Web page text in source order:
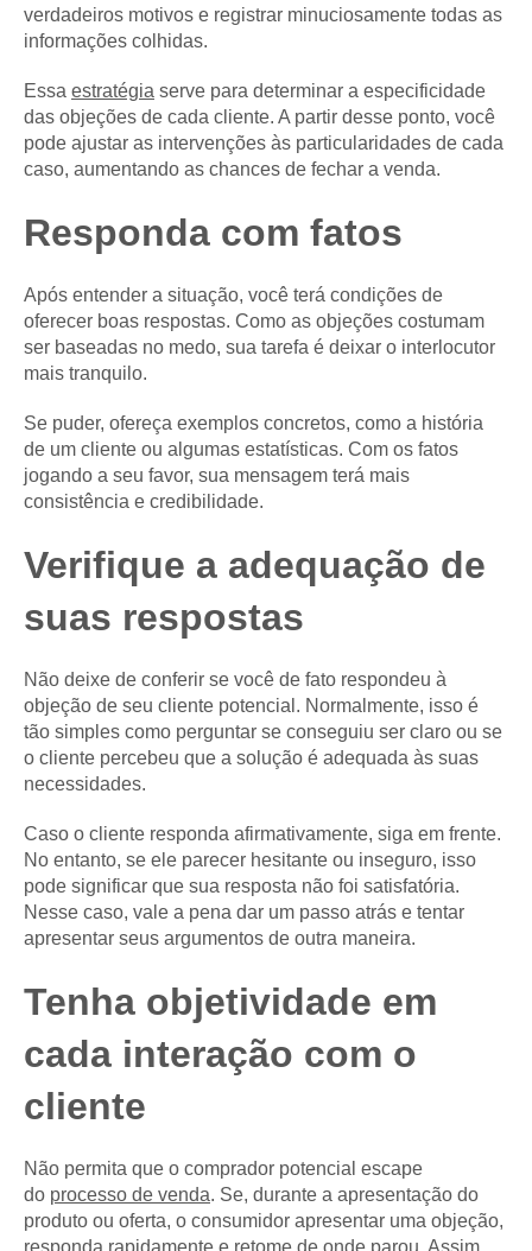
verdadeiros motivos e registrar minuciosamente todas as
informações colhidas.
Essa estratégia serve para determinar a especificidade
das objeções de cada cliente. A partir desse ponto, você
pode ajustar as intervenções às particularidades de cada
caso, aumentando as chances de fechar a venda.
Responda com fatos
Após entender a situação, você terá condições de
oferecer boas respostas. Como as objeções costumam
ser baseadas no medo, sua tarefa é deixar o interlocutor
mais tranquilo.
Se puder, ofereça exemplos concretos, como a história
de um cliente ou algumas estatísticas. Com os fatos
jogando a seu favor, sua mensagem terá mais
consistência e credibilidade.
Verifique a adequação de
suas respostas
Não deixe de conferir se você de fato respondeu à
objeção de seu cliente potencial. Normalmente, isso é
tão simples como perguntar se conseguiu ser claro ou se
o cliente percebeu que a solução é adequada às suas
necessidades.
Caso o cliente responda afirmativamente, siga em frente.
No entanto, se ele parecer hesitante ou inseguro, isso
pode significar que sua resposta não foi satisfatória.
Nesse caso, vale a pena dar um passo atrás e tentar
apresentar seus argumentos de outra maneira.
Tenha objetividade em
cada interação com o
cliente
Não permita que o comprador potencial escape
do processo de venda. Se, durante a apresentação do
produto ou oferta, o consumidor apresentar uma objeção,
responda rapidamente e retome de onde parou. Assim,